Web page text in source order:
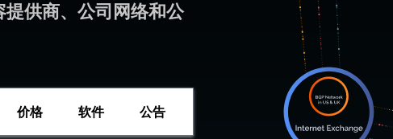
供商、公司网络和公
价格 软件 公告